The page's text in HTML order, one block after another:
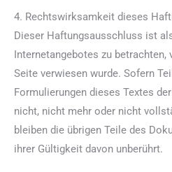
4. Rechtswirksamkeit dieses
Dieser Haftungsausschluss ist
Internetangebotes zu betrachten,
Seite verwiesen wurde. Sofern
Formulierungen dieses Textes
nicht, nicht mehr oder nicht
bleiben die übrigen Teile des
ihrer Gültigkeit davon unberührt.